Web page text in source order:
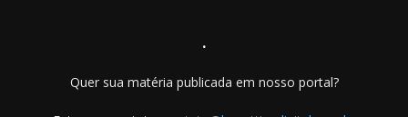
.
Quer sua matéria publicada em nosso portal?